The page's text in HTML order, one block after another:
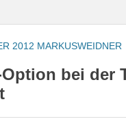
2012 MARKUSWEIDNER
bei der